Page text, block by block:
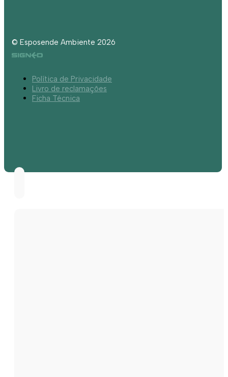
© Esposende Ambiente 2026
Política de Privacidade
Livro de reclamações
Ficha Técnica